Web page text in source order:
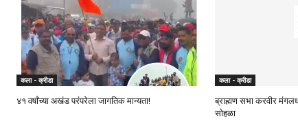
कला - क्रीडा
४१ वर्षांच्या अखंड परंपरेला जागतिक मान्यता!
कला - क्रीडा
ब्राह्मण सभा करवीर
सोहळा